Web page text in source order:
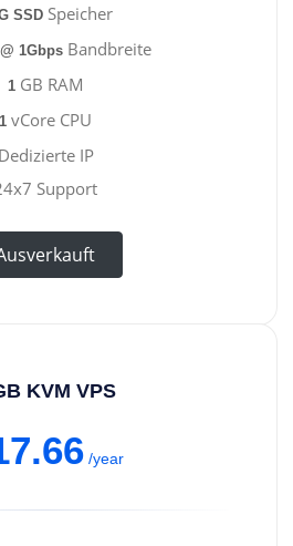
SSD Speicher
1Gbps Bandbreite
1GB RAM
1 vCore CPU
Dedizierte IP
Support
KVM VPS
/year